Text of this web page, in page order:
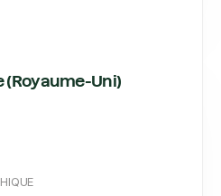
(Royaume-Uni)